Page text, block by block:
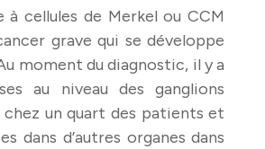
à cellules de Merkel ou CCM
grave qui se développe
moment du diagnostic, il y a
au niveau des ganglions
chez un quart des patients et
dans d’autres organes dans